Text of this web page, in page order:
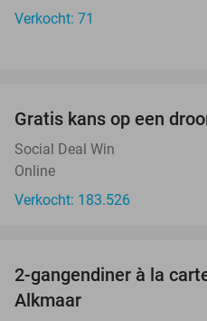
Verkocht: 71
Gratis kans op een
Social Deal Win
Online
Verkocht: 183.526
2-gangendiner à la
Alkmaar